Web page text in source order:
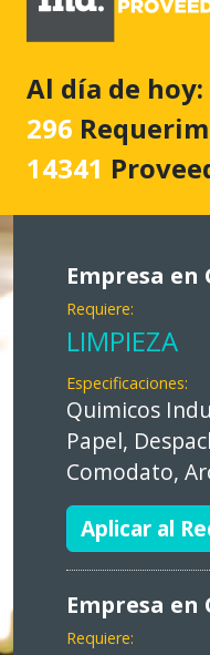
Al día de hoy:
296
14341
Empresa
Requiere:
LIMPIEZA
Especificaciones:
Quimicos
Papel,
Comodato,
Aplicar al
Empresa en
Requiere: